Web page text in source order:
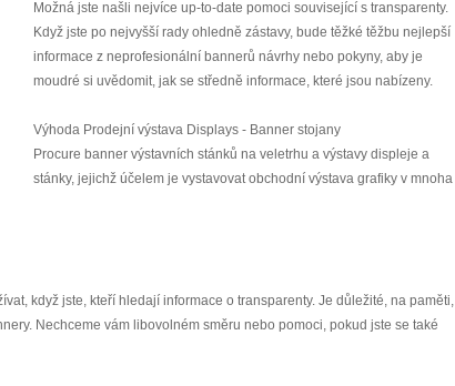
Možná jste našli nejvíce up-to-date pomoci související s transparenty.
Když jste po nejvyšší rady ohledně zástavy, bude těžké těžbu nejlepší
informace z neprofesionální bannerů návrhy nebo pokyny, aby je
moudré si uvědomit, jak se středně informace, které jsou nabízeny.
Výhoda Prodejní výstava Displays - Banner stojany
Procure banner výstavních stánků na veletrhu a výstavy displeje a
stánky, jejichž účelem je vystavovat obchodní výstava grafiky v mnoha
když jste, kteří hledají informace o transparenty. Je důležité, na paměti,
Nechceme vám libovolném směru nebo pomoci, pokud jste se také